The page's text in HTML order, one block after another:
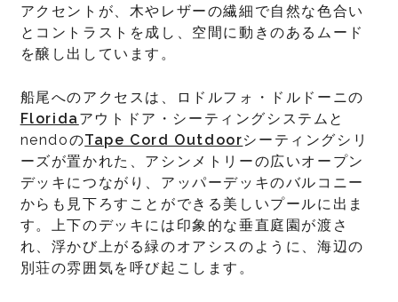
アクセントが、木やレザーの繊細で自然な色合い
とコントラストを成し、空間に動きのあるムード
を醸し出しています。
船尾へのアクセスは、ロドルフォ・ドルドーニの
Florida アウトドア・シーティングシステムと
nendoのTape Cord Outdoorシーティングシリ
ーズが置かれた、アシンメトリーの広いオープン
デッキにつながり、アッパーデッキのバルコニー
からも見下ろすことができる美しいプールに出ま
す。上下のデッキには印象的な垂直庭園が渡さ
れ、浮かび上がる緑のオアシスのように、海辺の
別荘の雰囲気を呼び起こします。